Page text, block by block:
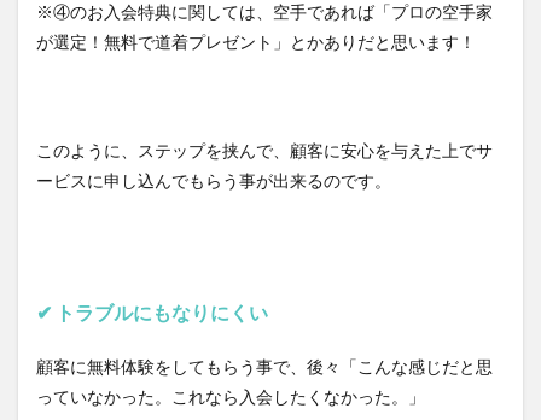
※④のお入会特典に関しては、空手であれば「プロの空手家
が選定！無料で道着プレゼント」とかありだと思います！
このように、ステップを挟んで、顧客に安心を与えた上でサ
ービスに申し込んでもらう事が出来るのです。
✔︎ トラブルにもなりにくい
顧客に無料体験をしてもらう事で、後々「こんな感じだと思
っていなかった。これなら入会したくなかった。」